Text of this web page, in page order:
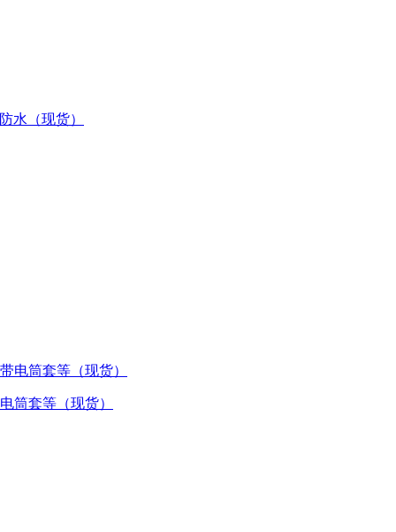
水（现货）
筒套等（现货）